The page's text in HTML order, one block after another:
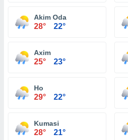
Akim Oda
28° 22°
Axim
25° 23°
Ho
29° 22°
Kumasi
28° 21°